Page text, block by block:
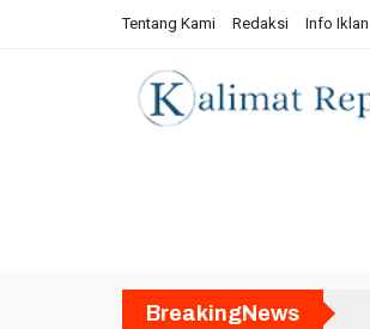
Tentang Kami Redaksi Info Iklan
BreakingNews